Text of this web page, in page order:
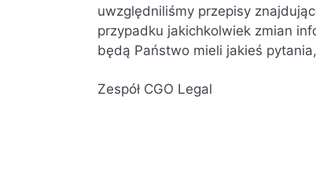
uwzględniliśmy przepisy
przypadku jakichkolwiek zmian
będą Państwo mieli jakieś
Zespół CGO Legal